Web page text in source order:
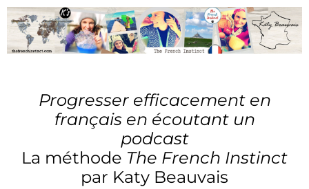
Progresser efficacement en
français en écoutant un
podcast
La méthode The French Instinct
par Katy Beauvais